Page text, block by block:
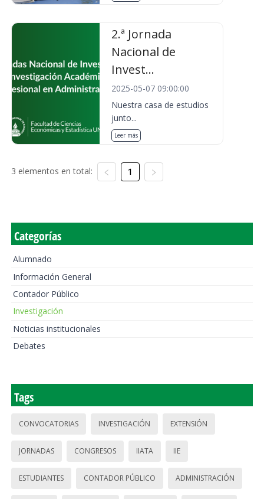
2.ª Jornada
Nacional de
Invest...
2025-05-07 09:00:00
Nuestra casa de estudios
junto...
Leer más
3 elementos en total: 1
Categorías
Alumnado
Información General
Contador Público
Investigación
Noticias institucionales
Debates
Tags
CONVOCATORIAS INVESTIGACIÓN EXTENSIÓN
JORNADAS CONGRESOS IIATA IIE
ESTUDIANTES CONTADOR PÚBLICO ADMINISTRACIÓN